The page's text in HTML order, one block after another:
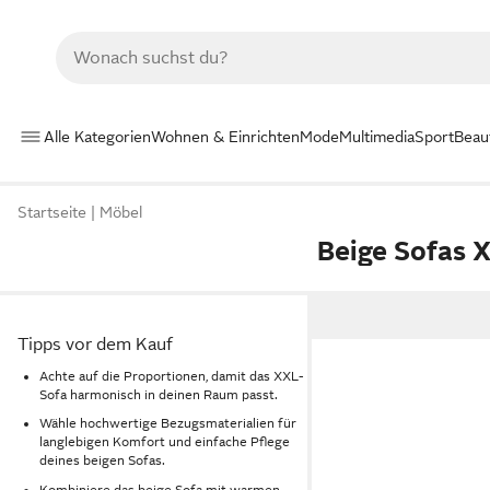
Alle KategorienWohnen & EinrichtenModeMultimediaSport
Startseite Möbel
Beige Sofas
Tipps vor dem Kauf
Achte auf die Proportionen, damit das XXL-
Sofa harmonisch in deinen Raum passt.
Wähle hochwertige Bezugsmaterialien für
langlebigen Komfort und einfache Pflege
deines beigen Sofas.